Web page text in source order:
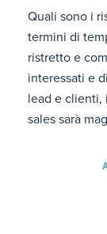
Quali sono i
termini di
ristretto e
interessati e
lead e clienti,
sales sarà